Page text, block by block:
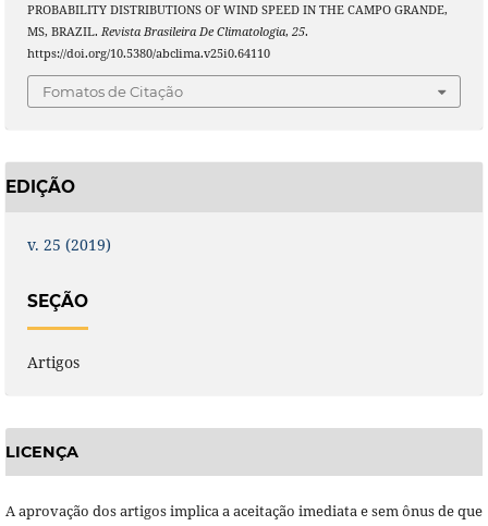
PROBABILITY DISTRIBUTIONS OF WIND SPEED IN THE CAMPO GRANDE,
MS, BRAZIL. Revista Brasileira De Climatologia, 25.
https://doi.org/10.5380/abclima.v25i0.64110
Fomatos de Citação
EDIÇÃO
v. 25 (2019)
SEÇÃO
Artigos
LICENÇA
A aprovação dos artigos implica a aceitação imediata e sem ônus de que